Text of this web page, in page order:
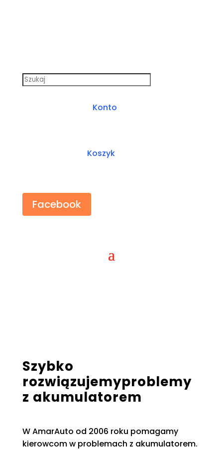
Konto
Koszyk
Facebook
Szybko
rozwiązujemyproblemy
z akumulatorem
W AmarAuto od 2006 roku pomagamy
kierowcom w problemach z akumulatorem.